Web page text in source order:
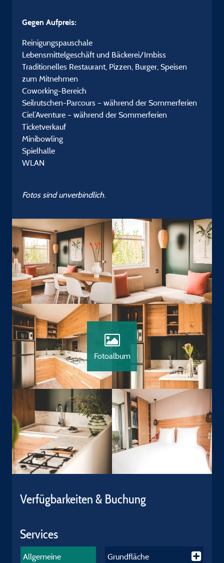
Gegen Aufpreis:
Reinigungspauschale
Lebensmittelgeschäft und Bäckerei/Imbiss
Traditionelles Restaurant, Pizzen, Burger, Speisen
zum Mitnehmen
Coworking-Bereich
Seilrutschen-Parcours – während der Sommerferien
Ciel’Aventure – während der Sommerferien
Ticketverkauf
Minibowling
Spielhalle
WLAN
Fotos sind unverbindlich.
Fotoalbum
Verfügbarkeiten & Buchung
Services
Allgemeine
Grundfläche